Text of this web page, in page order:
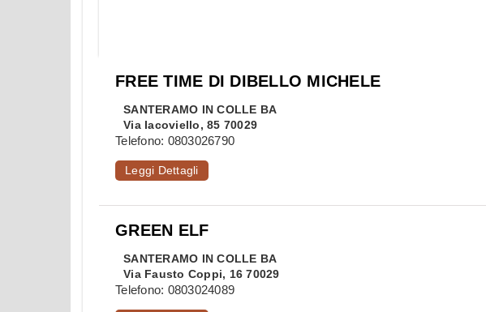
FREE TIME DI DIBELLO MICHELE
SANTERAMO IN COLLE BA
Via Iacoviello, 85 70029
Telefono: 0803026790
Leggi Dettagli
GREEN ELF
SANTERAMO IN COLLE BA
Via Fausto Coppi, 16 70029
Telefono: 0803024089